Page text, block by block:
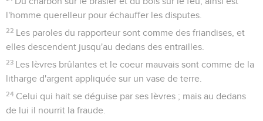
l'homme querelleur pour échauffer les disputes.
22 Les paroles du rapporteur sont comme des friandises, et
elles descendent jusqu'au dedans des entrailles.
23 Les lèvres brûlantes et le coeur mauvais sont comme de la
litharge d'argent appliquée sur un vase de terre.
24 Celui qui hait se déguise par ses lèvres ; mais au dedans
de lui il nourrit la fraude.